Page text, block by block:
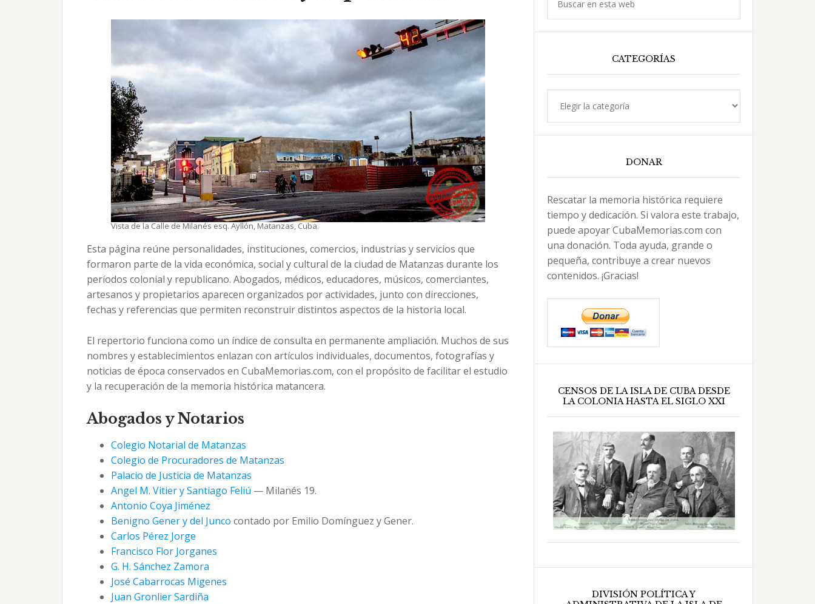
Vista de la Calle de Milanés esq. Ayllón, Matanzas, Cuba.
Esta página reúne personalidades, instituciones, comercios, industrias y servicios que
formaron parte de la vida económica, social y cultural de la ciudad de Matanzas durante los
períodos colonial y republicano. Abogados, médicos, educadores, músicos, comerciantes,
artesanos y propietarios aparecen organizados por actividades, junto con direcciones,
fechas y referencias que permiten reconstruir distintos aspectos de la historia local.
El repertorio funciona como un índice de consulta en permanente ampliación. Muchos de sus
nombres y establecimientos enlazan con artículos individuales, documentos, fotografías y
noticias de época conservados en CubaMemorias.com, con el propósito de facilitar el estudio
y la recuperación de la memoria histórica matancera.
Abogados y Notarios
Colegio Notarial de Matanzas
Colegio de Procuradores de Matanzas
Palacio de Justicia de Matanzas
Angel M. Vitier y Santiago Feliú — Milanés 19.
Antonio Coya Jiménez
Benigno Gener y del Junco contado por Emilio Domínguez y Gener.
Carlos Pérez Jorge
Francisco Flor Jorganes
G. H. Sánchez Zamora
José Cabarrocas Migenes
Juan Gronlier Sardiña
CATEGORÍAS
DONAR
Rescatar la memoria histórica requiere
tiempo y dedicación. Si valora este trabajo,
puede apoyar CubaMemorias.com con
una donación. Toda ayuda, grande o
pequeña, contribuye a crear nuevos
contenidos. ¡Gracias!
CENSOS DE LA ISLA DE CUBA DESDE
LA COLONIA HASTA EL SIGLO XXI
DIVISIÓN POLÍTICA Y